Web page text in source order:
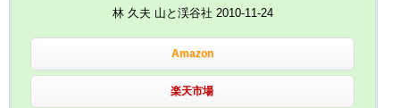
林 久夫 山と渓谷社 2010-11-24
Amazon
楽天市場